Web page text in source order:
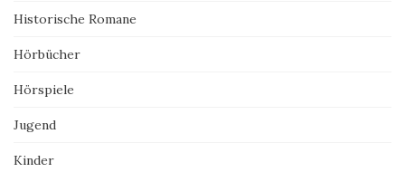
Historische Romane
Hörbücher
Hörspiele
Jugend
Kinder